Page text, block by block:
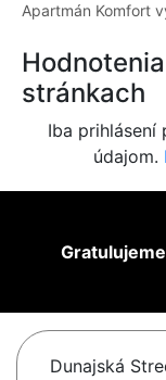
Apartmán Komfort
stránkach
Iba
údajom.
Dunajská